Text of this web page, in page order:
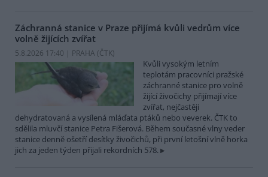
Záchranná stanice v Praze přijímá kvůli vedrům více
volně žijících zvířat
5.8.2026 17:40 | PRAHA (ČTK)
Kvůli vysokým letním
teplotám pracovníci pražské
záchranné stanice pro volně
žijící živočichy přijímají více
zvířat, nejčastěji
dehydratovaná a vysílená mláďata ptáků nebo veverek. ČTK to
sdělila mluvčí stanice Petra Fišerová. Během současné vlny veder
stanice denně ošetří desítky živočichů, při první letošní vlně horka
jich za jeden týden přijali rekordních 578.